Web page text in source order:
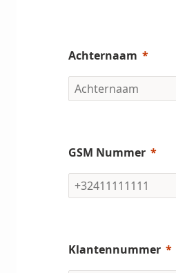
Achternaam
GSM Nummer
Klantennummer